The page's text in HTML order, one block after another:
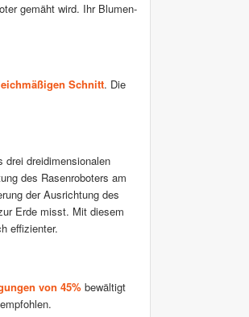
gemäht wird. Ihr Blumen-
Schnitt. Die
dreidimensionalen
des Rasenroboters am
der Ausrichtung des
Erde misst. Mit diesem
effizienter.
von 45% bewältigt